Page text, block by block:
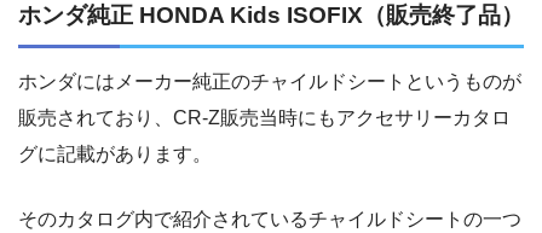
ホンダ純正 HONDA Kids ISOFIX（販売終了品）
ホンダにはメーカー純正のチャイルドシートというものが
販売されており、CR-Z販売当時にもアクセサリーカタロ
グに記載があります。
そのカタログ内で紹介されているチャイルドシートの一つ